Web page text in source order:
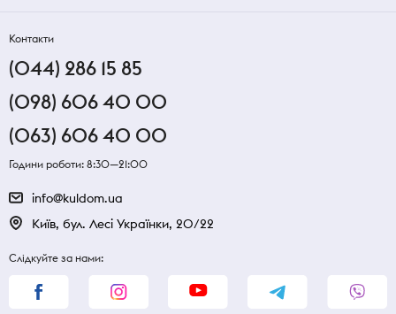
Контакти
(044) 286 15 85
(098) 606 40 00
(063) 606 40 00
Години роботи: 8:30—21:00
info@kuldom.ua
Київ, бул. Лесі Українки, 20/22
Слідкуйте за нами: